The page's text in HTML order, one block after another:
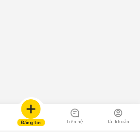
Đăng tin Liên hệ Tài khoản